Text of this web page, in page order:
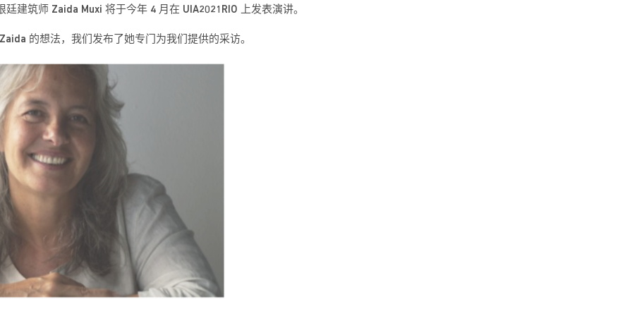
建筑师 Zaida Muxi 将于今年 4 月在 UIA2021RIO 上发表演讲。
的想法，我们发布了她专门为我们提供的采访。